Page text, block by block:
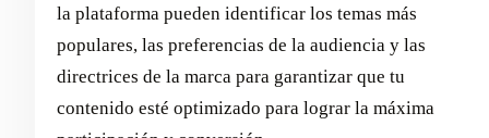
la plataforma pueden identificar los temas más
populares, las preferencias de la audiencia y las
directrices de la marca para garantizar que tu
contenido esté optimizado para lograr la máxima